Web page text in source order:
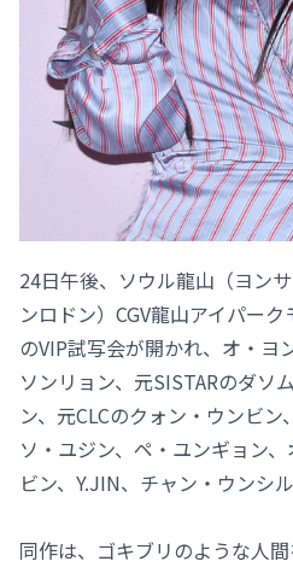
24日午後、ソウル龍山（ヨン
ンロドン）CGV龍山アイパーク
のVIP試写会が開かれ、オ・ヨ
ソンリョン、元SISTARのダソ
ン、元CLCのクォン・ウンビン
ソ・ユジン、ペ・ユンギョン
ビン、Y.JIN、チャン・ウンシ
同作は、ゴキブリのような人